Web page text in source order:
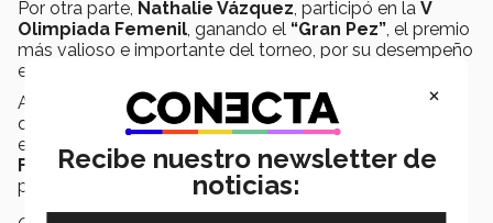
Por otra parte, Nathalie Vázquez , participó en la V
Olimpiada Femenil , ganando el “Gran Pez” , el premio
más valioso e importante del torneo, por su desempeño
en la
Asimismo, ellas continúan a la espera de los resultados
que serán entregados a finales de marzo, en donde se
espera que califiquen a la
Olimpiada Nacional
Femenil de Matemáticas, mientras tanto, se siguen
preparando para
representar a las mujeres
×
Recibe nuestro newsletter de
noticias: